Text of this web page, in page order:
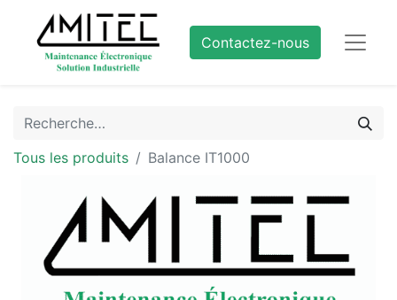
Contactez-nous
Tous les produits Balance IT1000